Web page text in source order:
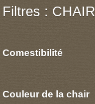
Filtres : CHAIR
Comestibilité
Couleur de la chair